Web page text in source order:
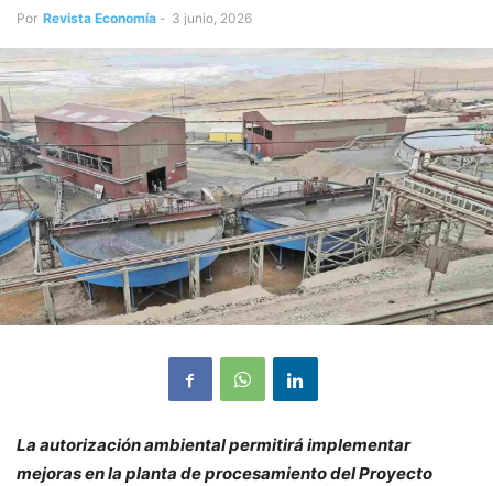
Por Revista Economía - 3 junio, 2026
La autorización ambiental permitirá implementar
mejoras en la planta de procesamiento del Proyecto